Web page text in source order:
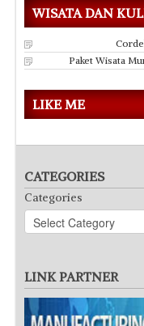
WISATA DAN
Paket Wisata
LIKE ME
CATEGORIES
Categories
LINK PARTNER